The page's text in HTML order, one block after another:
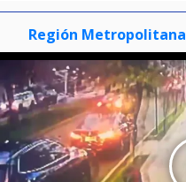
Región Metropolitana